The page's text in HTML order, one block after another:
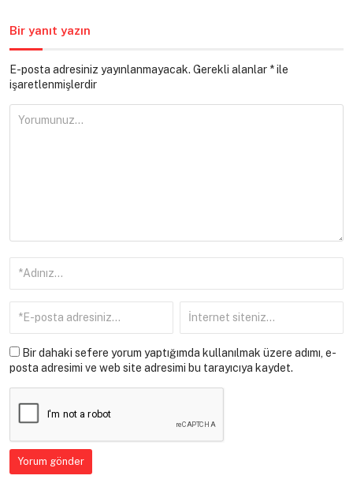
Bir yanıt yazın
E-posta adresiniz yayınlanmayacak. Gerekli alanlar *ile
işaretlenmişlerdir
Bir dahaki sefere yorum yaptığımda kullanılmak üzere adımı, e-
posta adresimi ve web site adresimi bu tarayıcıya kaydet.